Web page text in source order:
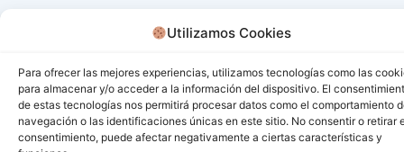
Utilizamos Cookies
Para ofrecer las mejores experiencias, utilizamos tecnologías como las
para almacenar y/o acceder a la información del dispositivo. El
de estas tecnologías nos permitirá procesar datos como el comportamiento
navegación o las identificaciones únicas en este sitio. No consentir o retirar
consentimiento, puede afectar negativamente a ciertas características y